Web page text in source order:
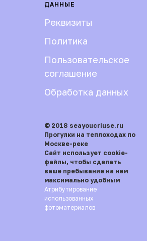
ДАННЫЕ
Реквизиты
Политика
Пользовательское
соглашение
Обработка данных
© 2018 seayoucriuse.ru
Прогулки на теплоходах по
Москве-реке
Сайт использует cookie-
файлы, чтобы сделать
ваше пребывание на нем
максимально удобным
Атрибутирование
использованных
фотоматериалов